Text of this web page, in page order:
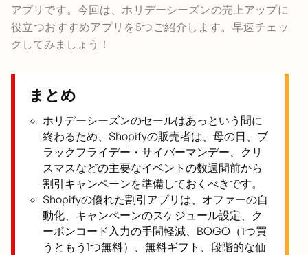
アプリです。今回は、ホリデーシーズンの売上アップに
役立つおすすめアプリを5つご紹介します。早速チェッ
クしてみましょう！
まとめ
ホリデーシーズンのセールはあっという間に
終わるため、Shopifyの販売者は、母の日、ブ
ラックフライデー・サイバーマンデー、クリ
スマスなどの主要なイベントの数週間前から
割引キャンペーンを準備しておくべきです。
Shopifyの優れた割引アプリは、オファーの自
動化、キャンペーンのスケジュール設定、ク
ーポンコード入力の手間軽減、BOGO（1つ買
うともう1つ無料）、無料ギフト、段階的な価